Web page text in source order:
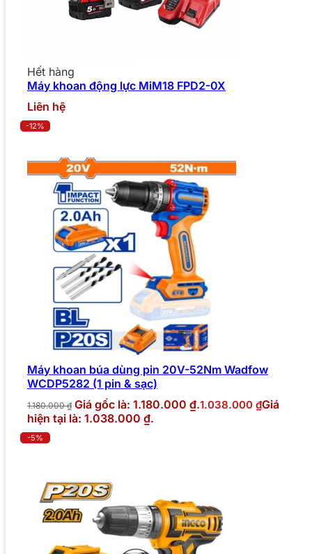
Hết hàng
Máy khoan động lực MiM18 FPD2-0X
Liên hệ
-12%
Máy khoan búa dùng pin 20V-52Nm Wadfow
WCDP5282 (1 pin & sạc)
1.180.000₫ Giá gốc là: 1.180.000 ₫.1.038.000 ₫Giá
hiện tại là: 1.038.000 ₫.
-5%